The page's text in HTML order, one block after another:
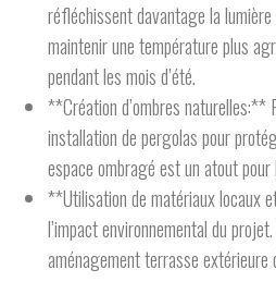
réfléchissent davantage la
maintenir une température plus
pendant les mois d’été.
**Création d’ombres naturelles:**
installation de pergolas pour
espace ombragé est un atout
**Utilisation de matériaux locaux
l’impact environnemental du
aménagement terrasse extérieure